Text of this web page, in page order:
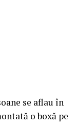
se aflau în
o boxă pe